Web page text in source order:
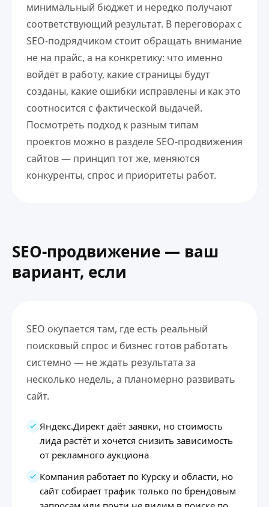
минимальный бюджет и нередко получают
соответствующий результат. В переговорах с
SEO-подрядчиком стоит обращать внимание
не на прайс, а на конкретику: что именно
войдёт в работу, какие страницы будут
созданы, какие ошибки исправлены и как это
соотносится с фактической выдачей.
Посмотреть подход к разным типам
проектов можно в разделеSEO-продвижения
сайтов— принцип тот же, меняются
конкуренты, спрос и приоритеты работ.
SEO-продвижение — ваш
вариант, если
SEO окупается там, где есть реальный
поисковый спрос и бизнес готов работать
системно — не ждать результата за
несколько недель, а планомерно развивать
сайт.
Яндекс.Директ даёт заявки, но стоимость
лида растёт и хочется снизить зависимость
от рекламного аукциона
Компания работает по Курску и области, но
сайт собирает трафик только по брендовым